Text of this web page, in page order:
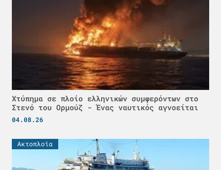
Χτύπημα σε πλοίο ελληνικών συμφερόντων στο
Στενό του Ορμούζ - Ένας ναυτικός αγνοείται
04.08.26
Ακτοπλοϊα